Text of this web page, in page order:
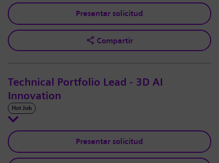
Presentar solicitud
Compartir
Technical Portfolio Lead - 3D AI
Innovation
Hot Job
Presentar solicitud